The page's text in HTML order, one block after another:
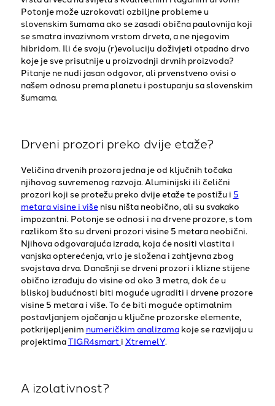
Potonje može uzrokovati ozbiljne probleme u
slovenskim šumama ako se zasadi obična paulovnija koji
se smatra invazivnom vrstom drveta, a ne njegovim
hibridom. Ili će svoju (r)evoluciju doživjeti otpadno drvo
koje je sve prisutnije u proizvodnji drvnih proizvoda?
Pitanje ne nudi jasan odgovor, ali prvenstveno ovisi o
našem odnosu prema planetu i postupanju sa slovenskim
šumama.
Drveni prozori preko dvije etaže?
Veličina drvenih prozora jedna je od ključnih točaka
njihovog suvremenog razvoja. Aluminijski ili čelični
prozori koji se protežu preko dvije etaže te postižu i 5
metara visine i višenisu ništa neobično, ali su svakako
impozantni. Potonje se odnosi i na drvene prozore, s tom
razlikom što su drveni prozori visine 5 metara neobični.
Njihova odgovarajuća izrada, koja će nositi vlastita i
vanjska opterećenja, vrlo je složena i zahtjevna zbog
svojstava drva. Današnji se drveni prozori i klizne stijene
obično izrađuju do visine od oko 3 metra, dok će u
bliskoj budućnosti biti moguće ugraditi i drvene prozore
visine 5 metara i više. To će biti moguće optimalnim
postavljanjem ojačanja u ključne prozorske elemente,
potkrijepljenim numeričkim analizamakoje se razvijaju u
projektimaTIGR4smart i XtremelY.
A izolativnost?